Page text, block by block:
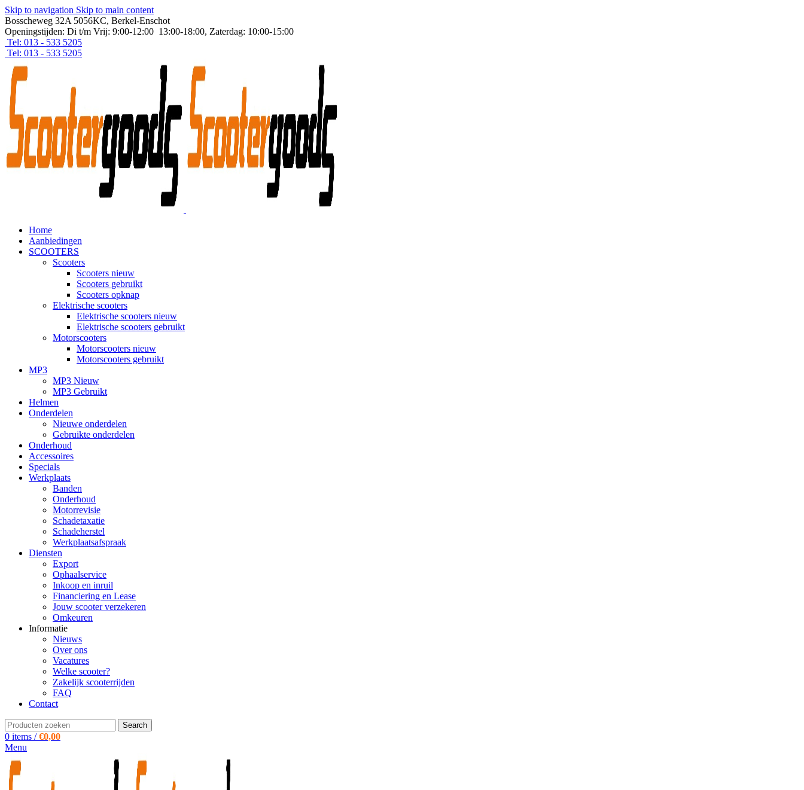
Skip to navigation Skip to main content
Bosscheweg 32A 5056KC, Berkel-Enschot
Openingstijden: Di t/m Vrij: 9:00-12:00 13:00-18:00, Zaterdag: 10:00-15:00
Tel: 013 - 533 5205
Tel: 013 - 533 5205
Home
Aanbiedingen
SCOOTERS
Scooters
Scooters nieuw
Scooters gebruikt
Scooters opknap
Elektrische scooters
Elektrische scooters nieuw
Elektrische scooters gebruikt
Motorscooters
Motorscooters nieuw
Motorscooters gebruikt
MP3
MP3 Nieuw
MP3 Gebruikt
Helmen
Onderdelen
Nieuwe onderdelen
Gebruikte onderdelen
Onderhoud
Accessoires
Specials
Werkplaats
Banden
Onderhoud
Motorrevisie
Schadetaxatie
Schadeherstel
Werkplaatsafspraak
Diensten
Export
Ophaalservice
Inkoop en inruil
Financiering en Lease
Jouw scooter verzekeren
Omkeuren
Informatie
Nieuws
Over ons
Vacatures
Welke scooter?
Zakelijk scooterrijden
FAQ
Contact
Search
0 items / €0,00
Menu